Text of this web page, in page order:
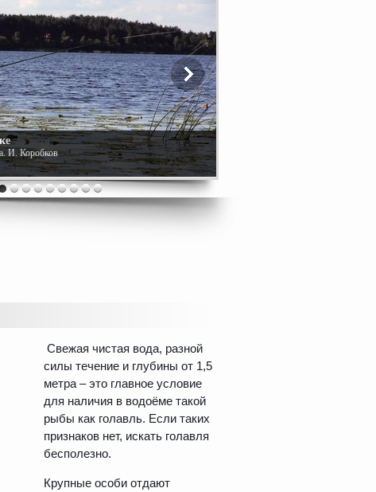
И. Коробков
Свежая чистая вода, разной
силы течение и глубины от 1,5
метра – это главное условие
для наличия в водоёме такой
рыбы как голавль. Если таких
признаков нет, искать голавля
бесполезно.
Крупные особи отдают